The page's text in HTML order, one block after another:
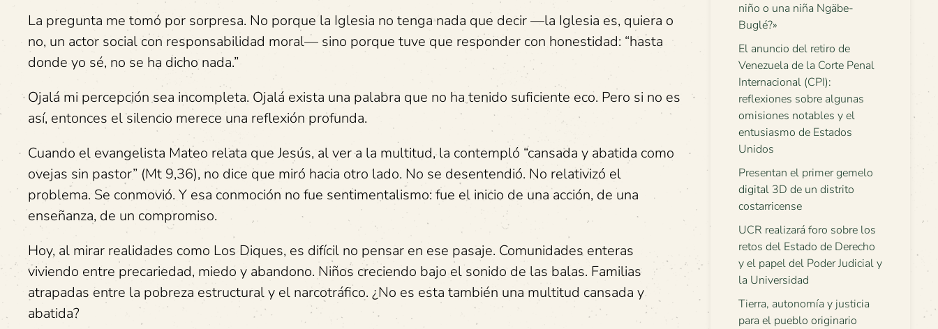
La pregunta me tomó por sorpresa. No porque la Iglesia no tenga nada que decir —la Iglesia es, quiera o
no, un actor social con responsabilidad moral— sino porque tuve que responder con honestidad: “hasta
donde yo sé, no se ha dicho nada.”
Ojalá mi percepción sea incompleta. Ojalá exista una palabra que no ha tenido suficiente eco. Pero si no es
así, entonces el silencio merece una reflexión profunda.
Cuando el evangelista Mateo relata que Jesús, al ver a la multitud, la contempló “cansada y abatida como
ovejas sin pastor” (Mt 9,36), no dice que miró hacia otro lado. No se desentendió. No relativizó el
problema. Se conmovió. Y esa conmoción no fue sentimentalismo: fue el inicio de una acción, de una
enseñanza, de un compromiso.
Hoy, al mirar realidades como Los Diques, es difícil no pensar en ese pasaje. Comunidades enteras
viviendo entre precariedad, miedo y abandono. Niños creciendo bajo el sonido de las balas. Familias
atrapadas entre la pobreza estructural y el narcotráfico. ¿No es esta también una multitud cansada y
abatida?
niño o una niña Ngäbe-
Buglé?»
El anuncio del retiro de
Venezuela de la Corte Penal
Internacional (CPI):
reflexiones sobre algunas
omisiones notables y el
entusiasmo de Estados
Unidos
Presentan el primer gemelo
digital 3D de un distrito
costarricense
UCR realizará foro sobre los
retos del Estado de Derecho
y el papel del Poder Judicial y
la Universidad
Tierra, autonomía y justicia
para el pueblo originario